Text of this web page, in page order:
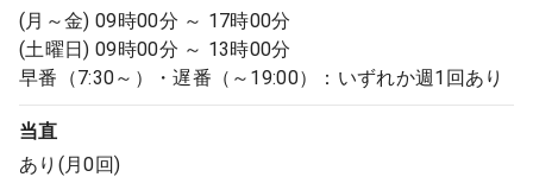
(月～金) 09時00分 ～ 17時00分
(土曜日) 09時00分 ～ 13時00分
早番（7:30～）・遅番（～19:00）：いずれか週1回あり
当直
あり(月0回)